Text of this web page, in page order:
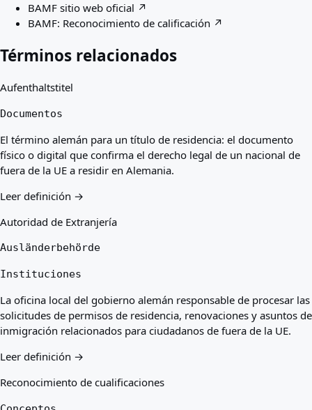
BAMF sitio web oficial ↗
BAMF: Reconocimiento de calificación ↗
Términos relacionados
Aufenthaltstitel
Documentos
El término alemán para un título de residencia: el documento
físico o digital que confirma el derecho legal de un nacional de
fuera de la UE a residir en Alemania.
Leer definición →
Autoridad de Extranjería
Ausländerbehörde
Instituciones
La oficina local del gobierno alemán responsable de procesar las
solicitudes de permisos de residencia, renovaciones y asuntos de
inmigración relacionados para ciudadanos de fuera de la UE.
Leer definición →
Reconocimiento de cualificaciones